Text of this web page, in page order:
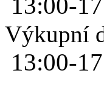
13:00-
Výkupní
13:00-